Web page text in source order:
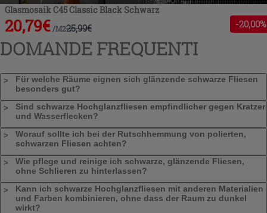
Glasmosaik C45 Classic Black Schwarz
20,79€ /M225,99€ -20,00%
DOMANDE FREQUENTI
Für welche Räume eignen sich glänzende schwarze Fliesen
besonders gut?
Sind schwarze Hochglanzfliesen empfindlicher gegen Kratzer
und Wasserflecken?
Worauf sollte ich bei der Rutschhemmung von polierten,
schwarzen Fliesen achten?
Wie pflege und reinige ich schwarze, glänzende Fliesen,
ohne Schlieren zu hinterlassen?
Kann ich schwarze Hochglanzfliesen mit anderen Materialien
und Farben kombinieren, ohne dass der Raum zu dunkel
wirkt?